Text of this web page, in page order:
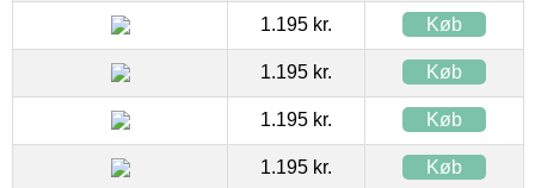
1.195 kr. Køb
1.195 kr. Køb
1.195 kr. Køb
1.195 kr. Køb